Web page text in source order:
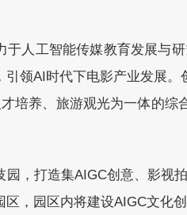
于人工智能传媒教育发展与
引领AI时代下电影产业发展
培养、旅游观光为一体的
，打造集AIGC创意、影视
区，园区内将建设AIGC文化